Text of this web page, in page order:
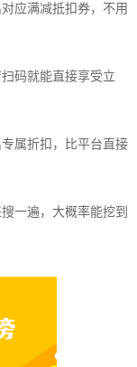
应满减抵扣券，不用
码就能直接享受立
属折扣，比平台直接
一遍，大概率能挖到